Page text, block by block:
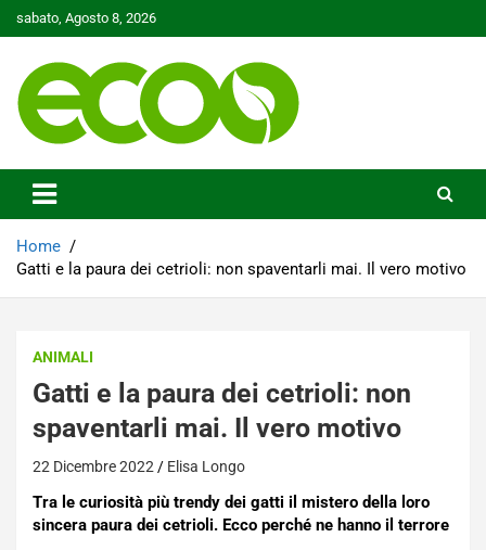
to
sabato, Agosto 8, 2026
Ecoo.it
Home
Gatti e la paura dei cetrioli: non spaventarli mai. Il vero motivo
ANIMALI
Gatti e la paura dei cetrioli: non
spaventarli mai. Il vero motivo
22 Dicembre 2022 Elisa Longo
Tra le curiosità più trendy dei gatti il mistero della loro
sincera paura dei cetrioli. Ecco perché ne hanno il terrore